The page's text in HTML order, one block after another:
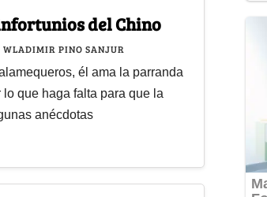
del Chino
WLADIMIR PINO SANJUR
él ama la parranda
que haga falta para que la
anécdotas